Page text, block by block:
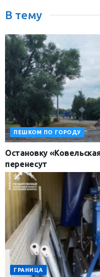
В тему
ПЕШКОМ ПО ГОРОДУ
Остановку
перенесут
ГРАНИЦА